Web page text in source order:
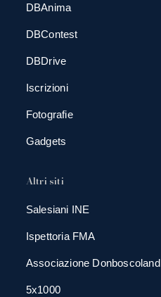
DBAnima
DBContest
DBDrive
Iscrizioni
Fotografie
Gadgets
Altri siti
Salesiani INE
Ispettoria FMA
Associazione Donboscoland
5x1000